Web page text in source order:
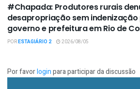
#Chapada: Produtores rurais
desapropriação sem
governo e prefeitura em Rio de
PORESTAGIÁRIO 2 2026/08/05
Por favorloginpara participar da discussão